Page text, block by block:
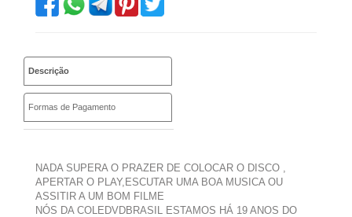
Descrição
Formas de Pagamento
NADA SUPERA O PRAZER DE COLOCAR O DISCO ,
APERTAR O PLAY,ESCUTAR UMA BOA MUSICA OU
ASSITIR A UM BOM FILME
NÓS DA COLEDVDBRASIL ESTAMOS HÁ 19 ANOS DO